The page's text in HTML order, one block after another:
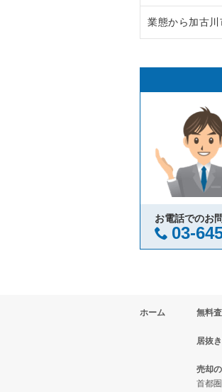
西宮市の飲食
川西市の飲
芦屋市の飲
神戸市中央区
神戸市灘区
伊丹市の飲
神戸市兵庫
明石市の飲
神戸市長田
神戸市垂水
兵庫県のラー
兵庫県のイ
兵庫県の中
兵庫県のそば
兵庫県の寿
兵庫県の焼
兵庫県の鉄
兵庫県のカ
兵庫県のテ
兵庫県のお
業態から加古
加古川市の
お電話でのお
03-
ホーム 無料
居抜
売却
首都